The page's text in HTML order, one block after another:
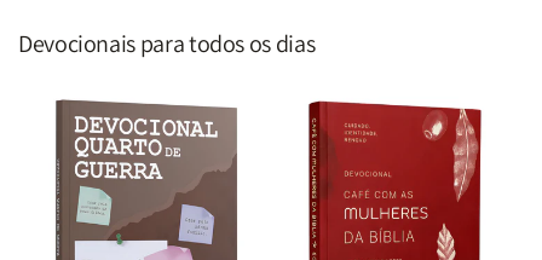
Devocionais para todos os dias